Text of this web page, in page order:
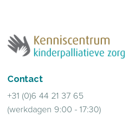
Contact
+31 (0)6 44 21 37 65
(werkdagen 9:00 - 17:30)